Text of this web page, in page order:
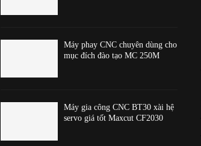
Máy phay CNC chuyên dùng cho
mục đích đào tạo MC 250M
Máy gia công CNC BT30 xài hệ
servo giá tốt Maxcut CF2030